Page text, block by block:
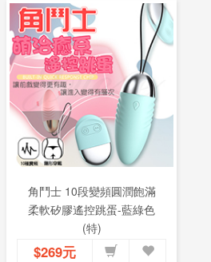
角鬥士 10段變頻圓潤飽滿
柔軟矽膠遙控跳蛋-藍綠色
(特)
$269元